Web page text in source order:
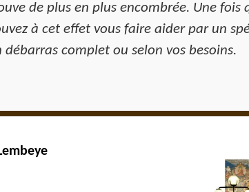
de plus en plus encombrée. Une fois
à cet effet vous faire aider par un
complet ou selon vos besoins.